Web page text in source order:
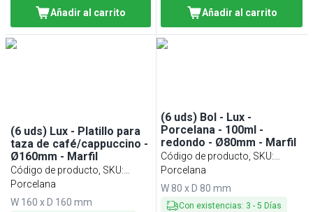
Añadir al carrito Añadir al carrito
(6 uds) Lux - Platillo para
taza de café/cappuccino -
Ø160mm - Marfil
Código de producto, SKU:
KCUTLW16EB
Porcelana
W 160 x D 160 mm
(6 uds) Bol - Lux -
Porcelana - 100ml -
redondo - Ø80mm - Marfil
Código de producto, SKU:
SCULW8EB
Porcelana
W 80 x D 80 mm
Con existencias: 3 -5 Días